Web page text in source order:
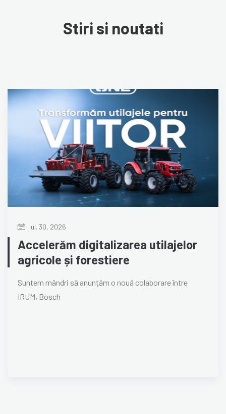
Stiri si noutati
iul. 30, 2026
Accelerăm digitalizarea utilajelor
agricole și forestiere
Suntem mândri să anunțăm o nouă colaborare între
IRUM, Bosch